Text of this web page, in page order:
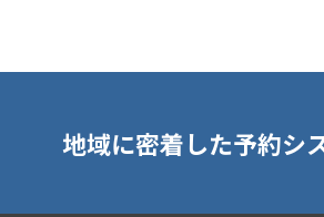
地域に密着した予約シ